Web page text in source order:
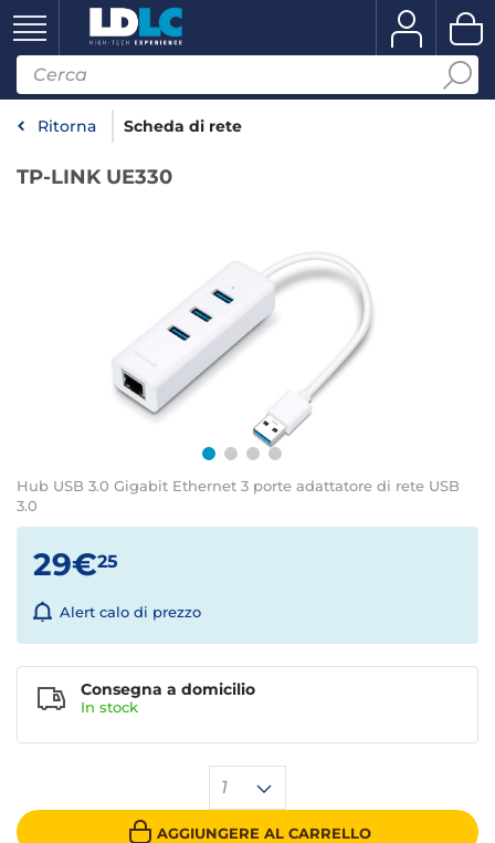
Ritorna Scheda di rete
TP-LINK UE330
Hub USB 3.0 Gigabit Ethernet 3 porte adattatore di rete USB
3.0
29€25
Alert calo di prezzo
1
AGGIUNGERE AL CARRELLO
Consegna a domicilio
In stock